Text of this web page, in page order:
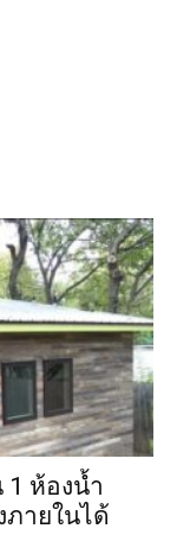
ห้องน้ำ
ายในได้